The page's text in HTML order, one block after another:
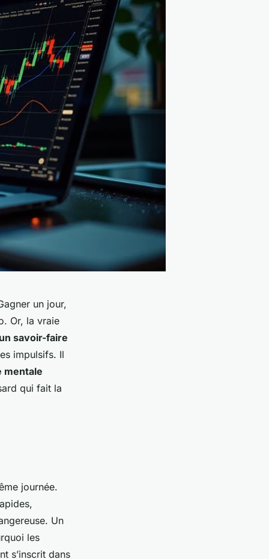
un jour,
Or, la vraie
savoir-faire
impulsifs. Il
mentale
qui fait la
journée.
Un
les
s’inscrit dans